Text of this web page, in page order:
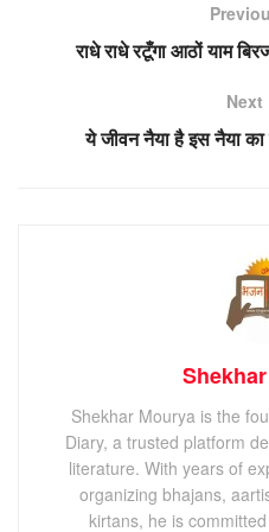
राधे राधे रटूँगा आठों याम
Next
ये जीवन नैया है इस नैया
Shekhar Mourya is the
Diary, a trusted platform
literature. With years of
organizing bhajans,
kirtans, he is